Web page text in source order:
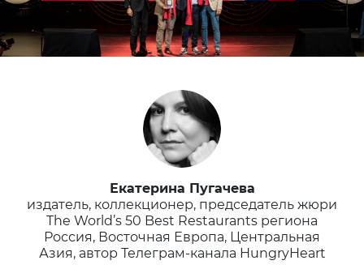
Екатерина Пугачева
издатель, коллекционер, председатель жюри
The World’s 50 Best Restaurants региона
Россия, Восточная Европа, Центральная
Азия, автор Телеграм-канала HungryHeart